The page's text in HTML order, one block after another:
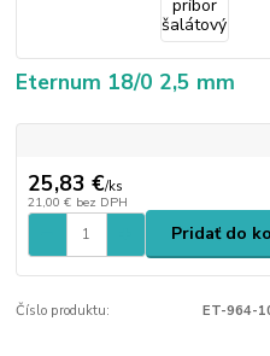
Eternum 18/0 2,5 mm
25,83 €/ks
21,00 € bez DPH
Pridať do
Číslo produktu: ET-964-